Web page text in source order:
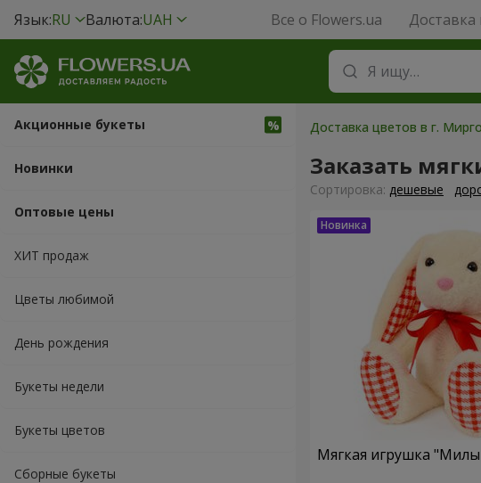
Язык:RU Валюта:UAH Все о Flowers.ua Доставка
Акционные букеты
Новинки
Оптовые цены
ХИТ продаж
Цветы любимой
День рождения
Букеты недели
Букеты цветов
Сборные букеты
Доставка цветов в г.
Заказать
Cортировка: дешевые
Мягкая игрушка